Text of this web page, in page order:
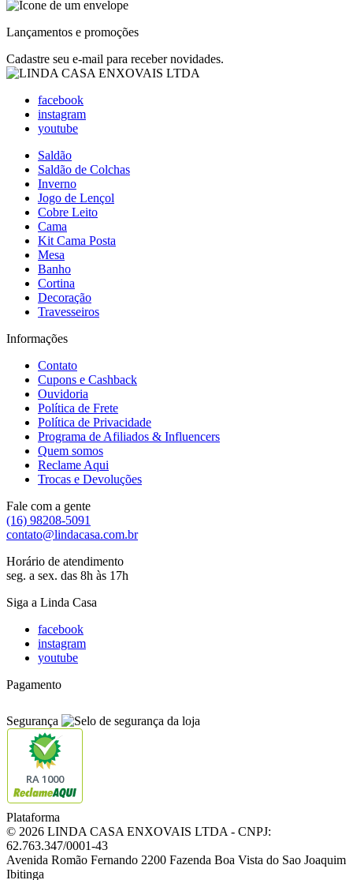
Lançamentos e promoções
Cadastre seu e-mail para receber novidades.
facebook
instagram
youtube
Saldão
Saldão de Colchas
Inverno
Jogo de Lençol
Cobre Leito
Cama
Kit Cama Posta
Mesa
Banho
Cortina
Decoração
Travesseiros
Informações
Contato
Cupons e Cashback
Ouvidoria
Política de Frete
Política de Privacidade
Programa de Afiliados & Influencers
Quem somos
Reclame Aqui
Trocas e Devoluções
Fale com a gente
(16) 98208-5091
contato@lindacasa.com.br
Horário de atendimento
seg. a sex. das 8h às 17h
Siga a Linda Casa
facebook
instagram
youtube
Pagamento
Segurança
RA 1000
Plataforma
© 2026 LINDA CASA ENXOVAIS LTDA - CNPJ:
62.763.347/0001-43
Avenida Romão Fernando 2200 Fazenda Boa Vista do Sao Joaquim
Ibitinga